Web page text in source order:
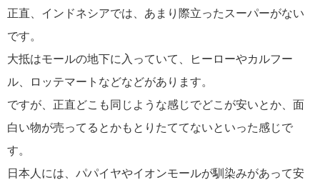
正直、インドネシアでは、あまり際立ったスーパーがない
です。
大抵はモールの地下に入っていて、ヒーローやカルフー
ル、ロッテマートなどなどがあります。
ですが、正直どこも同じような感じでどこが安いとか、面
白い物が売ってるとかもとりたててないといった感じで
す。
日本人には、パパイヤやイオンモールが馴染みがあって安